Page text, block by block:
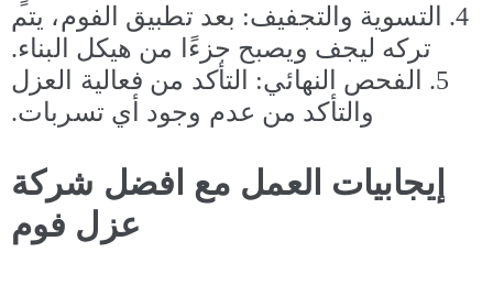
4. التسوية والتجفيف: بعد تطبيق الفوم، يتم
تركه ليجف ويصبح جزءًا من هيكل البناء.
5. الفحص النهائي: التأكد من فعالية العزل
والتأكد من عدم وجود أي تسربات.
إيجابيات العمل مع افضل شركة
عزل فوم